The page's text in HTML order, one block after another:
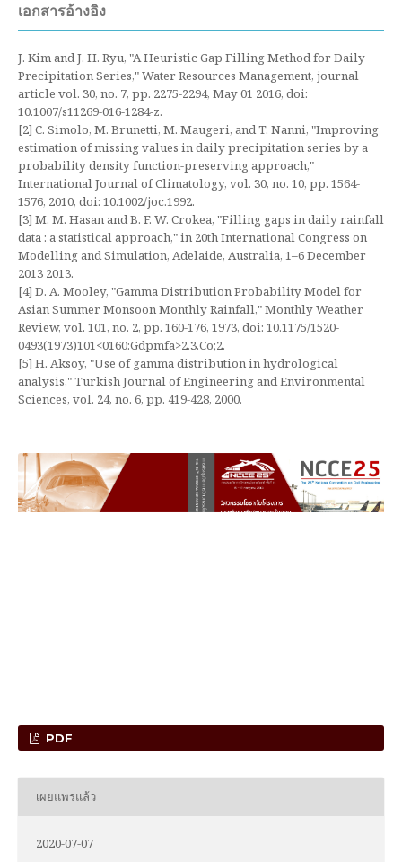
เอกสารอ้างอิง
J. Kim and J. H. Ryu, "A Heuristic Gap Filling Method for Daily
Precipitation Series," Water Resources Management, journal
article vol. 30, no. 7, pp. 2275-2294, May 01 2016, doi:
10.1007/s11269-016-1284-z.
[2] C. Simolo, M. Brunetti, M. Maugeri, and T. Nanni, "Improving
estimation of missing values in daily precipitation series by a
probability density function-preserving approach,"
International Journal of Climatology, vol. 30, no. 10, pp. 1564-
1576, 2010, doi: 10.1002/joc.1992.
[3] M. M. Hasan and B. F. W. Crokea, "Filling gaps in daily rainfall
data : a statistical approach," in 20th International Congress on
Modelling and Simulation, Adelaide, Australia, 1–6 December
2013 2013.
[4] D. A. Mooley, "Gamma Distribution Probability Model for
Asian Summer Monsoon Monthly Rainfall," Monthly Weather
Review, vol. 101, no. 2, pp. 160-176, 1973, doi: 10.1175/1520-
0493(1973)101<0160:Gdpmfa>2.3.Co;2.
[5] H. Aksoy, "Use of gamma distribution in hydrological
analysis," Turkish Journal of Engineering and Environmental
Sciences, vol. 24, no. 6, pp. 419-428, 2000.
PDF
เผยแพร่แล้ว
2020-07-07